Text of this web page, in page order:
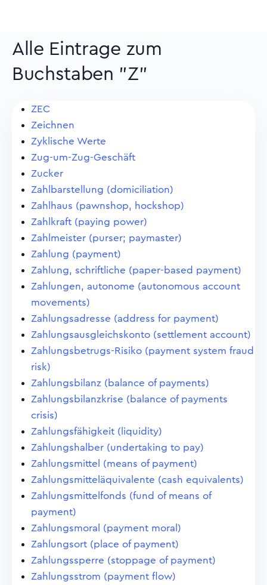
Alle Eintrage zum
Buchstaben "Z"
ZEC
Zeichnen
Zyklische Werte
Zug-um-Zug-Geschäft
Zucker
Zahlbarstellung (domiciliation)
Zahlhaus (pawnshop, hockshop)
Zahlkraft (paying power)
Zahlmeister (purser; paymaster)
Zahlung (payment)
Zahlung, schriftliche (paper-based payment)
Zahlungen, autonome (autonomous account
movements)
Zahlungsadresse (address for payment)
Zahlungsausgleichskonto (settlement account)
Zahlungsbetrugs-Risiko (payment system fraud
risk)
Zahlungsbilanz (balance of payments)
Zahlungsbilanzkrise (balance of payments
crisis)
Zahlungsfähigkeit (liquidity)
Zahlungshalber (undertaking to pay)
Zahlungsmittel (means of payment)
Zahlungsmitteläquivalente (cash equivalents)
Zahlungsmittelfonds (fund of means of
payment)
Zahlungsmoral (payment moral)
Zahlungsort (place of payment)
Zahlungssperre (stoppage of payment)
Zahlungsstrom (payment flow)